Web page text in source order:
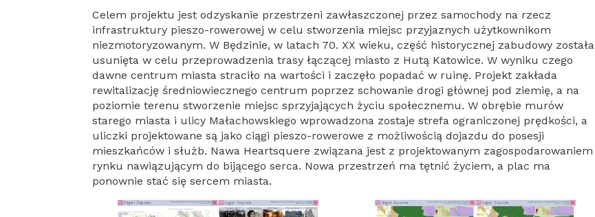
Celem projektu jest odzyskanie przestrzeni zawłaszczonej przez samochody na rzecz
infrastruktury pieszo-rowerowej w celu stworzenia miejsc przyjaznych użytkownikom
niezmotoryzowanym. W Będzinie, w latach 70. XX wieku, część historycznej zabudowy została
usunięta w celu przeprowadzenia trasy łączącej miasto z Hutą Katowice. W wyniku czego
dawne centrum miasta straciło na wartości i zaczęło popadać w ruinę. Projekt zakłada
rewitalizację średniowiecznego centrum poprzez schowanie drogi głównej pod ziemię, a na
poziomie terenu stworzenie miejsc sprzyjających życiu społecznemu. W obrębie murów
starego miasta i ulicy Małachowskiego wprowadzona zostaje strefa ograniczonej prędkości, a
uliczki projektowane są jako ciągi pieszo-rowerowe z możliwością dojazdu do posesji
mieszkańców i służb. Nawa Heartsquere związana jest z projektowanym zagospodarowaniem
rynku nawiązującym do bijącego serca. Nowa przestrzeń ma tętnić życiem, a plac ma
ponownie stać się sercem miasta.